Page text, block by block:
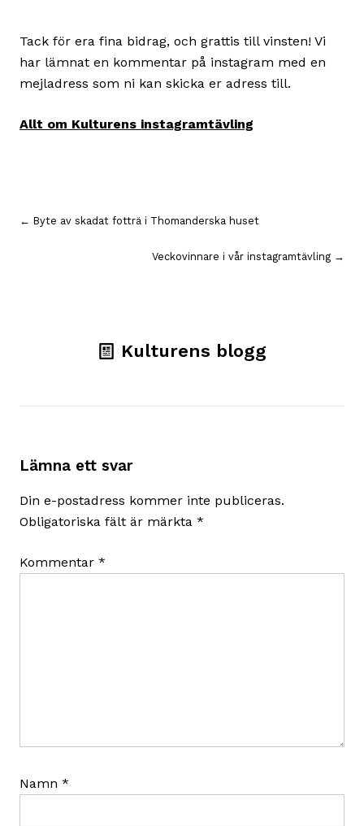
Tack för era fina bidrag, och grattis till vinsten! Vi
har lämnat en kommentar på instagram med en
mejladress som ni kan skicka er adress till.
Allt om Kulturens instagramtävling
Inläggsnavigering
← Byte av skadat fotträ i Thomanderska huset
Veckovinnare i vår instagramtävling →
Kulturens blogg
Lämna ett svar
Din e-postadress kommer inte publiceras.
Obligatoriska fält är märkta *
Kommentar *
Namn *